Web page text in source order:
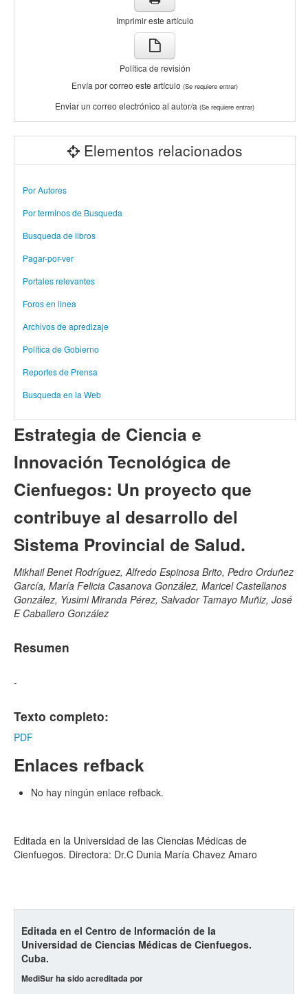
Imprimir este artículo
Política de revisión
Envía por correo este artículo (Se requiere entrar)
Enviar un correo electrónico al autor/a (Se requiere entrar)
Elementos relacionados
Por Autores
Por terminos de Busqueda
Busqueda de libros
Pagar-por-ver
Portales relevantes
Foros en linea
Archivos de apredizaje
Política de Gobierno
Reportes de Prensa
Busqueda en la Web
Estrategia de Ciencia e
Innovación Tecnológica de
Cienfuegos: Un proyecto que
contribuye al desarrollo del
Sistema Provincial de Salud.
Mikhail Benet Rodríguez, Alfredo Espinosa Brito, Pedro Orduñez
García, María Felicia Casanova González, Maricel Castellanos
González, Yusimi Miranda Pérez, Salvador Tamayo Muñiz, José
E Caballero González
Resumen
-
Texto completo:
PDF
Enlaces refback
No hay ningún enlace refback.
Editada en la Universidad de las Ciencias Médicas de
Cienfuegos. Directora: Dr.C Dunia María Chavez Amaro
Editada en el Centro de Información de la
Universidad de Ciencias Médicas de Cienfuegos.
Cuba.
MediSur ha sido acreditada por